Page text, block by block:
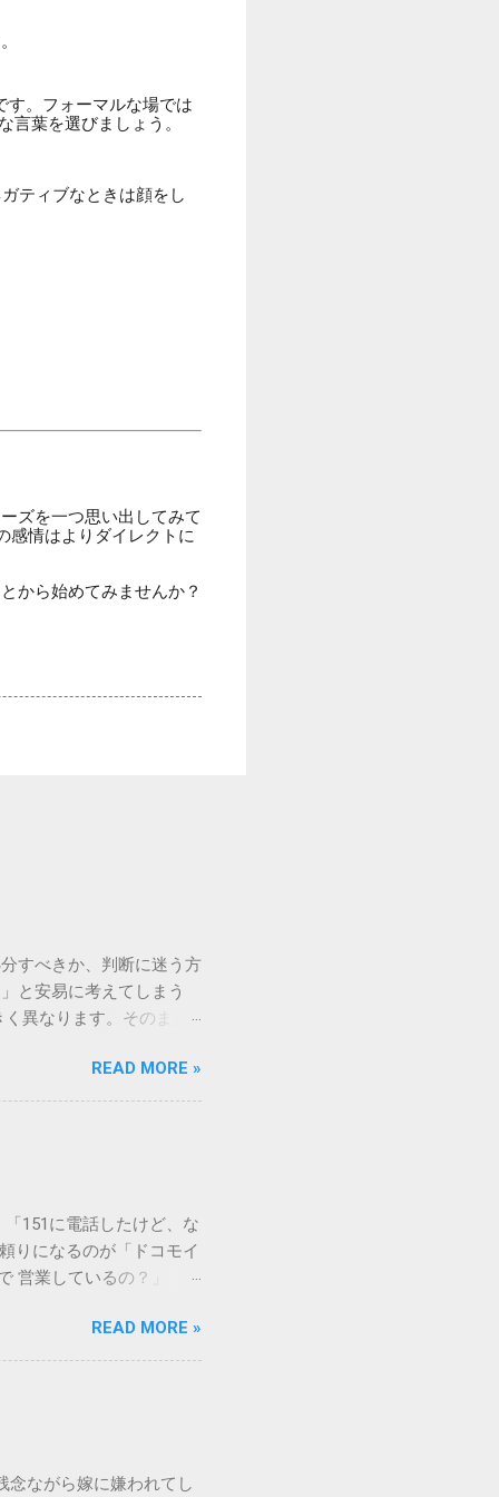
す。フォーマルな場では
言葉を選びましょう。
ティブなときは顔をし
ズを一つ思い出してみて
感情はよりダイレクトに
から始めてみませんか？
すべきか、判断に迷う方
と安易に考えてしまう
異なります。そのまま
底解説します。 墨汁を
そして水です。これらは
します。 1. 環境への深
微粒子を完全に分解・
態系へ悪影響を及ぼすリ
こします。特に築年数が
。 3. 頑固なシミと汚れ
れない黒ずみとなりま
液体として流さない」
新聞紙や古布に吸わせて
備するもの： 古新聞、
READ MORE »
151に電話したけど、な
りになるのが「ドコモイ
営業しているの？」「
対処法をわかりやすく解
ションセンター「151」
営業時間 」を気にす
すね。 この時間内であ
きます。ただし、ドコ
と同じく「午前9時～午
READ MORE »
念ながら嫁に嫌われてし